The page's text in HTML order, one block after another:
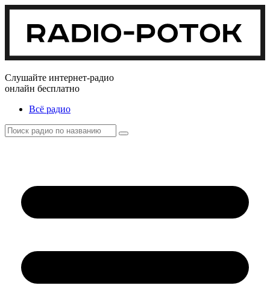
Слушайте интернет-радио
онлайн бесплатно
Всё радио